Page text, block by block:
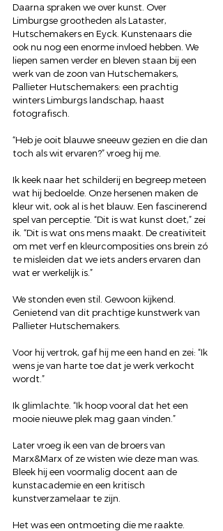
Daarna spraken we over kunst. Over
Limburgse grootheden als Lataster,
Hutschemakers en Eyck. Kunstenaars die
ook nu nog een enorme invloed hebben. We
liepen samen verder en bleven staan bij een
werk van de zoon van Hutschemakers,
Pallieter Hutschemakers: een prachtig
winters Limburgs landschap, haast
fotografisch.
“Heb je ooit blauwe sneeuw gezien en die dan
toch als wit ervaren?” vroeg hij me.
Ik keek naar het schilderij en begreep meteen
wat hij bedoelde. Onze hersenen maken de
kleur wit, ook al is het blauw. Een fascinerend
spel van perceptie. “Dit is wat kunst doet,” zei
ik. “Dit is wat ons mens maakt. De creativiteit
om met verf en kleurcomposities ons brein zó
te misleiden dat we iets anders ervaren dan
wat er werkelijk is.”
We stonden even stil. Gewoon kijkend.
Genietend van dit prachtige kunstwerk van
Pallieter Hutschemakers.
Voor hij vertrok, gaf hij me een hand en zei: “Ik
wens je van harte toe dat je werk verkocht
wordt.”
Ik glimlachte. “Ik hoop vooral dat het een
mooie nieuwe plek mag gaan vinden.”
Later vroeg ik een van de broers van
Marx&Marx of ze wisten wie deze man was.
Bleek hij een voormalig docent aan de
kunstacademie en een kritisch
kunstverzamelaar te zijn.
Het was een ontmoeting die me raakte.